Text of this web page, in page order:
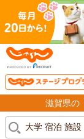
滋賀県の